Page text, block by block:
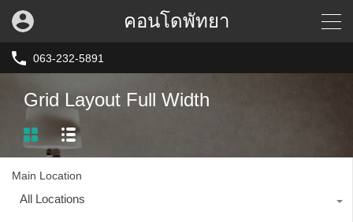
คอนโดพัทยา
063-232-5891
Grid Layout Full Width
Main Location
All Locations